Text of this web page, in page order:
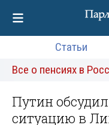
Статьи
Все о пенсиях в
Путин
ситуацию в